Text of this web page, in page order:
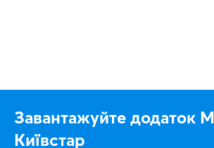
Завантажуйте додаток
Київстар